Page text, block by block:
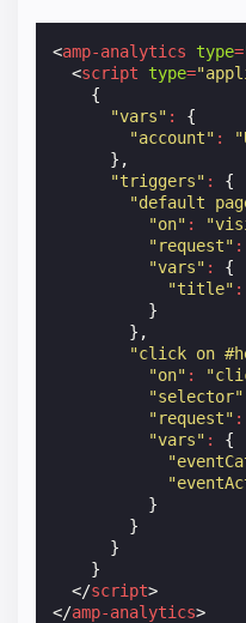
<amp-analytics type=
<script type=
{
"vars" :
{
"account" :
},
"triggers" :
{
"default
"on" :
"request" :
"vars" :
{
"title" :
}
},
"click on
"on" :
"selector"
"request" :
"vars" :
{
}
}
}
}
</script>
</amp-analytics>